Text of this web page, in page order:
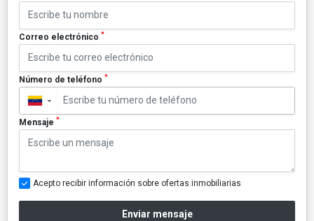
Correo electrónico *
Número de teléfono *
▼
Mensaje *
Acepto recibir información sobre ofertas inmobiliarias
Enviar mensaje